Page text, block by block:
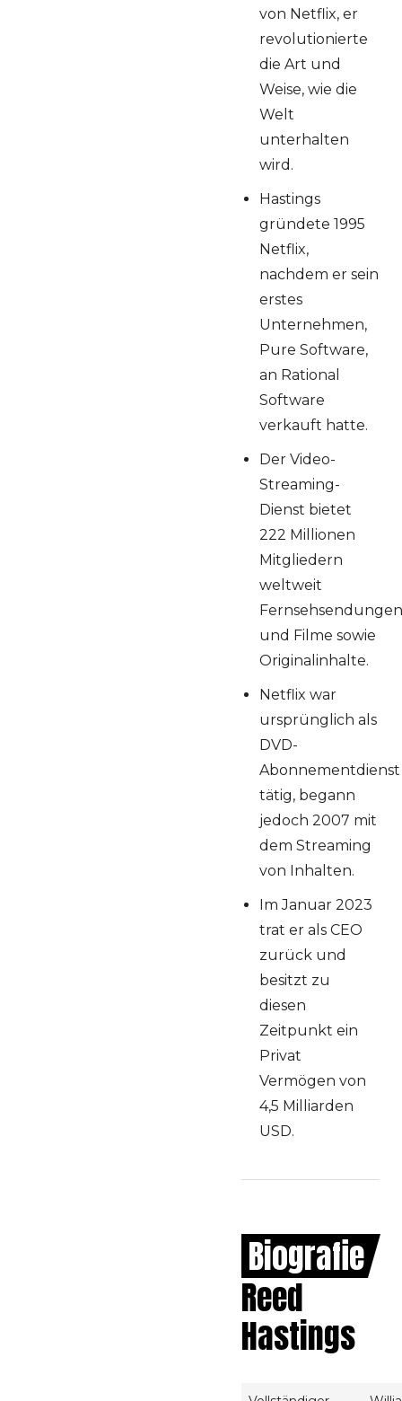
Leben
Das Fazit über
Reed Hastings
Buch: Reed
Hastings - Keine
Regeln: Warum...
von Netflix, er
revolutionierte
die Art und
Weise, wie die
Welt
unterhalten
wird.
Hastings
gründete 1995
Netflix,
nachdem er sein
erstes
Unternehmen,
Pure Software,
an Rational
Software
verkauft hatte.
Der Video-
Streaming-
Dienst bietet
222 Millionen
Mitgliedern
weltweit
Fernsehsendungen
und Filme sowie
Originalinhalte.
Netflix war
ursprünglich als
DVD-
Abonnementdienst
tätig, begann
jedoch 2007 mit
dem Streaming
von Inhalten.
Im Januar 2023
trat er als CEO
zurück und
besitzt zu
diesen
Zeitpunkt ein
Privat
Vermögen von
4,5 Milliarden
USD.
Biografie
Reed
Hastings